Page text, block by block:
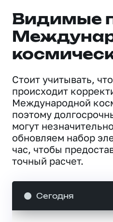
Видимые
Стоит учитывать,
происходит
Международной
поэтому
могут
обновляем набор
час, чтобы
точный расчет.
Сегодня